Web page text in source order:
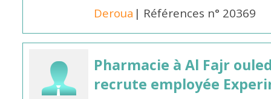
Deroua | Références n° 20369
Pharmacie à Al Fajr
recrute employée